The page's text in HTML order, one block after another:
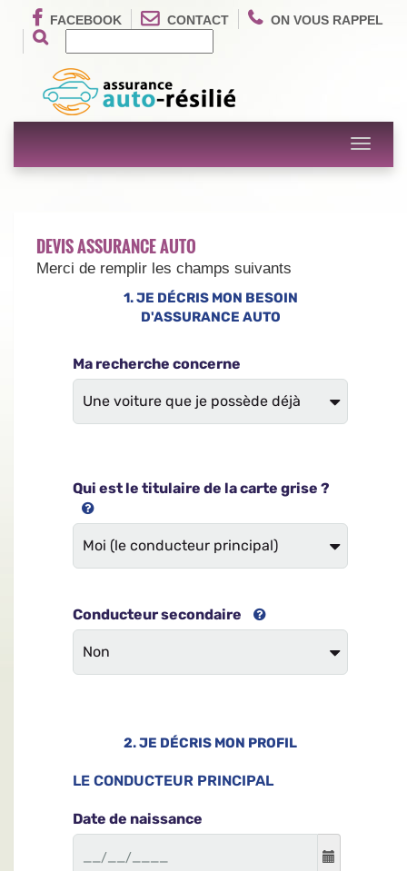
FACEBOOK CONTACT ON VOUS RAPPEL
Toggle
DEVIS ASSURANCE AUTO
Merci de remplir les champs suivants